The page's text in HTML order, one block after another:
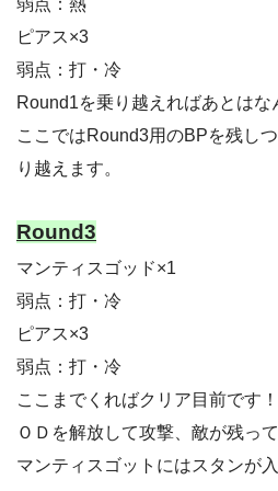
弱点：熱
ピアス×3
弱点：打・冷
Round1を乗り越えればあとはな
ここではRound3用のBPを残し
り越えます。
Round3
マンティスゴッド×1
弱点：打・冷
ピアス×3
弱点：打・冷
ここまでくればクリア目前です！
ＯＤを解放して攻撃、敵が残っ
マンティスゴットにはスタンが入